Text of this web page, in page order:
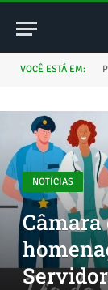
VOCÊ ESTÁ EM:
NOTÍCIAS